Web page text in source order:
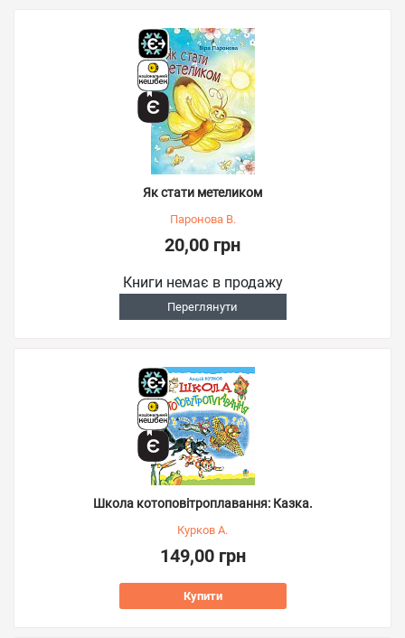
Як стати метеликом
Паронова В.
20,00 грн
Книги немає в продажу
Переглянути
Школа котоповітроплавання: Казка.
Курков А.
149,00 грн
Купити